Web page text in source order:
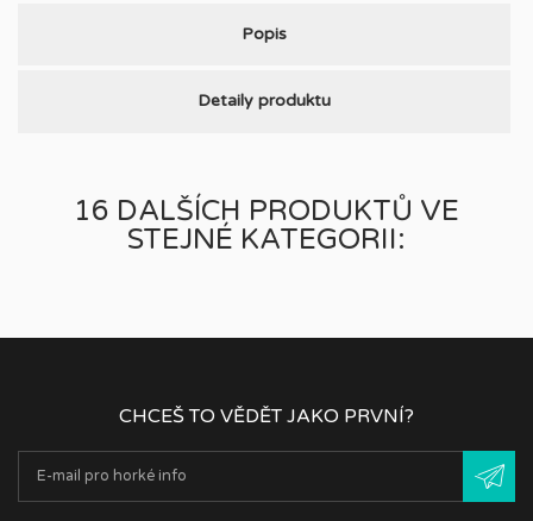
Popis
Detaily produktu
16 DALŠÍCH PRODUKTŮ VE
STEJNÉ KATEGORII:
CHCEŠ TO VĚDĚT JAKO PRVNÍ?